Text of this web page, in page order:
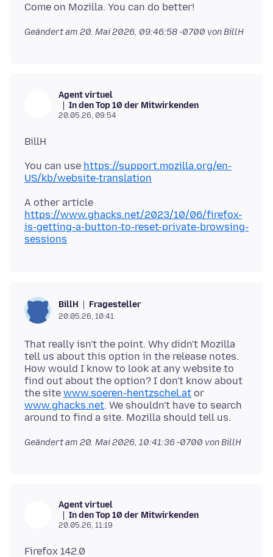
Geändert am 20. Mai 2026, 09:46:58 -0700 von BillH
Agent virtuel
In den Top 10 der Mitwirkenden
20.05.26, 09:54
You can use https://support.mozilla.org/en-
US/kb/website-translation
A other article
https://www.ghacks.net/2023/10/06/firefox-
is-getting-a-button-to-reset-private-browsing-
sessions
BillH Fragesteller
20.05.26, 10:41
That really isn't the point. Why didn't Mozilla
tell us about this option in the release notes.
How would I know to look at any website to
find out about the option? I don't know about
the site www.soeren-hentzschel.at or
www.ghacks.net. We shouldn't have to search
Geändert am 20. Mai 2026, 10:41:36 -0700 von BillH
Agent virtuel
In den Top 10 der Mitwirkenden
20.05.26, 11:19